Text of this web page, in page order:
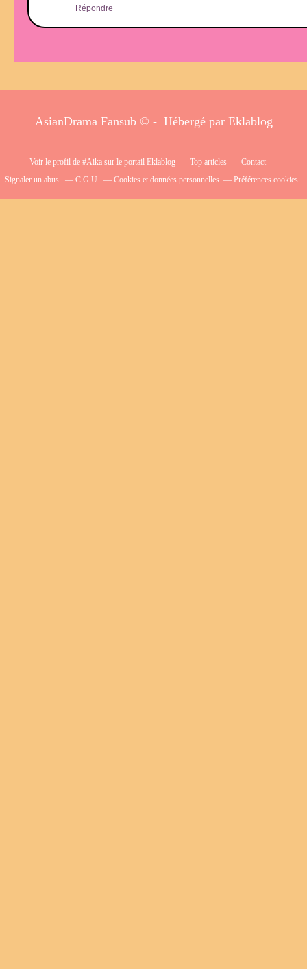
Répondre
AsianDrama Fansub © - Hébergé par Eklablog
Voir le profil de #Aikasur le portail Eklablog Top articles
Contact
Signaler un abus
C.G.U. Cookies et données personnelles Préférences cookies